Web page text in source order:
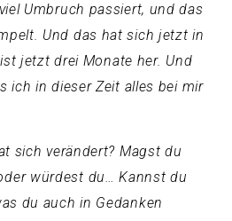
Umbruch passiert, und das
Und das hat sich jetzt in
jetzt drei Monate her. Und
ich in dieser Zeit alles bei mir
sich verändert? Magst du
würdest du… Kannst du
du auch in Gedanken